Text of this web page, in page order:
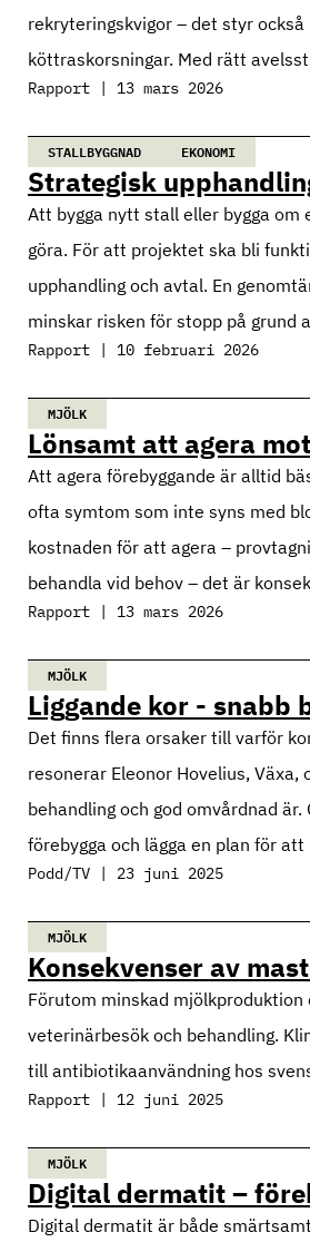
rekryteringskvigor – det styr
köttraskorsningar. Med rätt
Rapport | 13 mars 2026
STALLBYGGNAD EKONOMI
Strategisk
Att bygga nytt stall eller bygga om
göra. För att projektet ska bli
upphandling och avtal. En
minskar risken för stopp på grund
Rapport | 10 februari 2026
MJÖLK
Lönsamt att agera
Att agera förebyggande är alltid
ofta symtom som inte syns med
kostnaden för att agera –
behandla vid behov – det är
Rapport | 13 mars 2026
MJÖLK
Liggande kor - snabb
Det finns flera orsaker till varför
resonerar Eleonor Hovelius,
behandling och god omvårdnad
förebygga och lägga en plan för
Podd/TV | 23 juni 2025
MJÖLK
Konsekvenser av
Förutom minskad
veterinärbesök och behandling.
till antibiotikaanvändning hos
Rapport | 12 juni 2025
MJÖLK
Digital dermatit –
Digital dermatit är både